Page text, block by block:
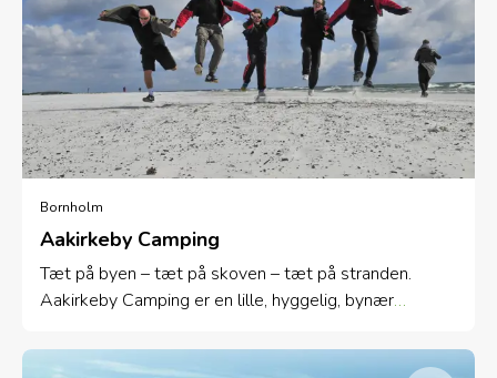
Bornholm
Aakirkeby Camping
Tæt på byen – tæt på skoven – tæt på stranden.
Aakirkeby Camping er en lille, hyggelig, bynær